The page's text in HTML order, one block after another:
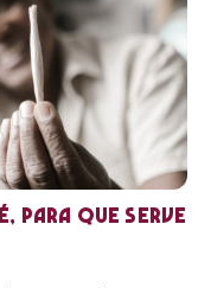
para que serve